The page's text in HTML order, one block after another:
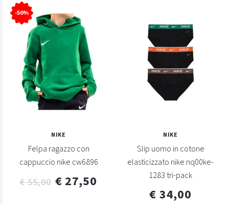
-50%
NIKE
Felpa ragazzo con
cappuccio nike cw6896
€ 55,00 € 27,50
NIKE
Slip uomo in cotone
elasticizzato nike nq00ke-
1283 tri-pack
€ 34,00